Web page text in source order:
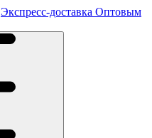
Экспресс-доставка Оптовым